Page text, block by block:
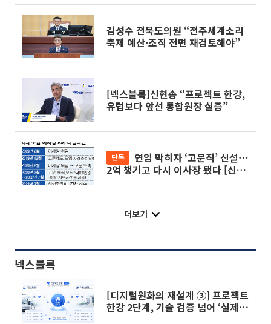
김성수 전북도의원 “전주세계소리
축제 예산·조직 전면 재검토해야”
[넥스블록]신현송 “프로젝트 한강,
유럽보다 앞선 통합원장 실증”
단독
2억 챙기고 다시 이사장 됐다 [신협,
더보기
넥스블록
[디지털원화의 재설계 ③] 프로젝트
한강 2단계, 기술 검증 넘어 ‘실제 사